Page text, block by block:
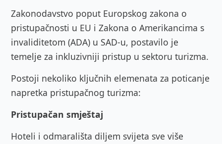
Zakonodavstvo poput Europskog zakona o
pristupačnosti u EU i Zakona o Amerikancima s
invaliditetom (ADA) u SAD-u, postavilo je
temelje za inkluzivniji pristup u sektoru turizma.
Postoji nekoliko ključnih elemenata za poticanje
napretka pristupačnog turizma:
Pristupačan smještaj
Hoteli i odmarališta diljem svijeta sve više